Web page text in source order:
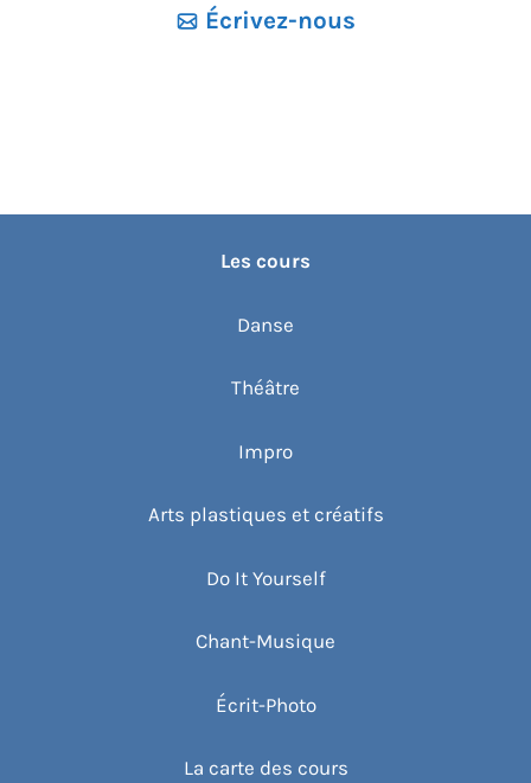
Écrivez-nous
Les cours
Danse
Théâtre
Impro
Arts plastiques et créatifs
Do It Yourself
Chant-Musique
Écrit-Photo
La carte des cours